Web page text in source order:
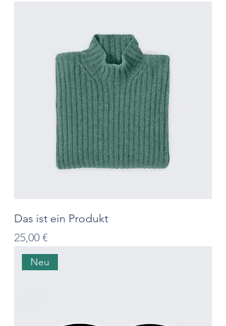
Das ist ein Produkt
Preis
25,00 €
Neu